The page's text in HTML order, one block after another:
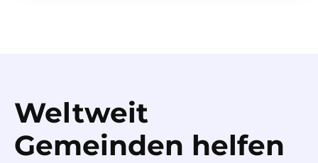
Weltweit
Gemeinden helfen